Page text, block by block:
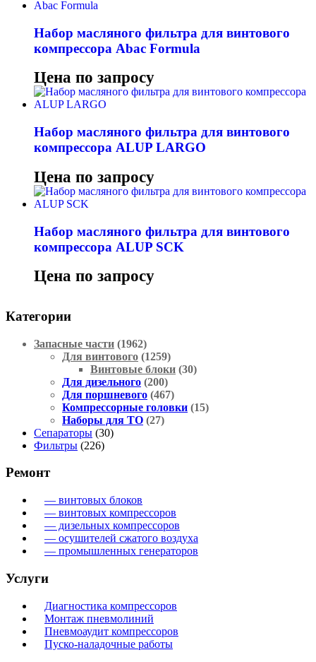
Набор масляного фильтра для винтового
компрессора Abac Formula
Цена по запросу
Набор масляного фильтра для винтового
компрессора ALUP LARGO
Цена по запросу
Набор масляного фильтра для винтового
компрессора ALUP SCK
Цена по запросу
Категории
Запасные части (1962)
Для винтового (1259)
Винтовые блоки (30)
Для дизельного (200)
Для поршневого (467)
Компрессорные головки (15)
Наборы для ТО (27)
Сепараторы (30)
Фильтры (226)
Ремонт
— винтовых блоков
— винтовых компрессоров
— дизельных компрессоров
— осушителей сжатого воздуха
— промышленных генераторов
Услуги
Диагностика компрессоров
Монтаж пневмолиний
Пневмоаудит компрессоров
Пуско-наладочные работы